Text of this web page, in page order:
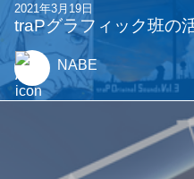
2021年3月19日
traPグラフィック班の
NABE